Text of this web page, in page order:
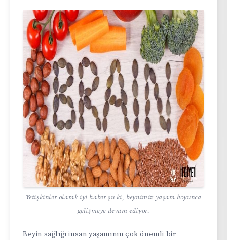
Yetişkinler olarak iyi haber şu ki, beynimiz yaşam boyunca
gelişmeye devam ediyor.
Beyin sağlığı insan yaşamının çok önemli bir